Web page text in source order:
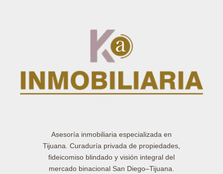
Asesoría inmobiliaria especializada en
Tijuana. Curaduría privada de propiedades,
fideicomiso blindado y visión integral del
mercado binacional San Diego–Tijuana.